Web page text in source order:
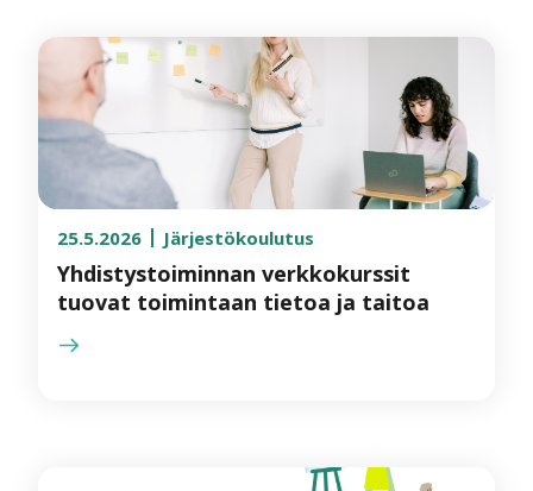
25.5.2026 Järjestökoulutus
Yhdistystoiminnan verkkokurssit
tuovat toimintaan tietoa ja taitoa